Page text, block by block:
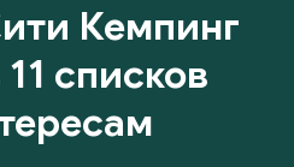
Кемпинг
списков